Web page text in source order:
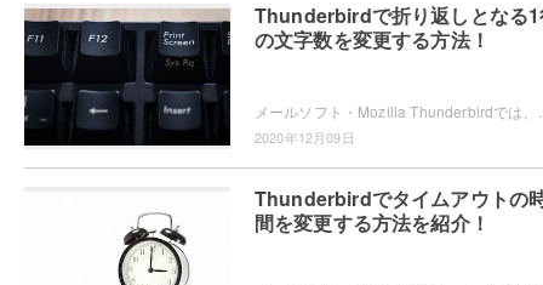
Thunderbirdで折り返しとなる
の文字数を変更する方法！
2020年12月09日
Thunderbirdでタイムアウトの
間を変更する方法を紹介！